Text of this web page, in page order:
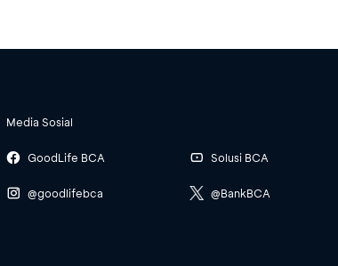
Media Sosial
GoodLife BCA
@goodlifebca
Solusi BCA
@BankBCA